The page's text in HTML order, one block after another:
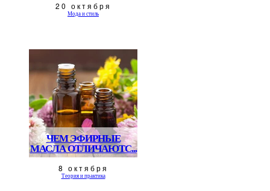
20 октября
Мода и стиль
ЧЕМ ЭФИРНЫЕ
МАСЛА ОТЛИЧАЮТС...
8 октября
Теория и практика